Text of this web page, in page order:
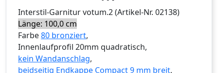
Interstil-Garniturvotum.2(Artikel-Nr. 02138)
Länge: 100,0 cm
Farbe80 bronziert,
Innenlaufprofil 20mm quadratisch,
kein Wandanschlag,
beidseitig Endkappe Compact 9 mm breit,